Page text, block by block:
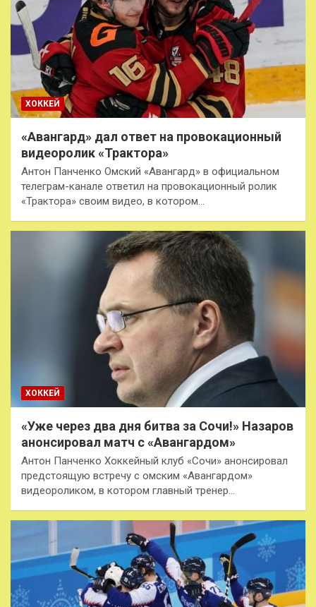
ХОККЕЙ
«Авангард» дал ответ на провокационный
видеоролик «Трактора»
Антон Панченко Омский «Авангард» в официальном
телеграм-канале ответил на провокационный ролик
«Трактора» своим видео, в котором…
ХОККЕЙ
«Уже через два дня битва за Сочи!» Назаров
анонсировал матч с «Авангардом»
Антон Панченко Хоккейный клуб «Сочи» анонсировал
предстоящую встречу с омским «Авангардом»
видеороликом, в котором главный тренер…